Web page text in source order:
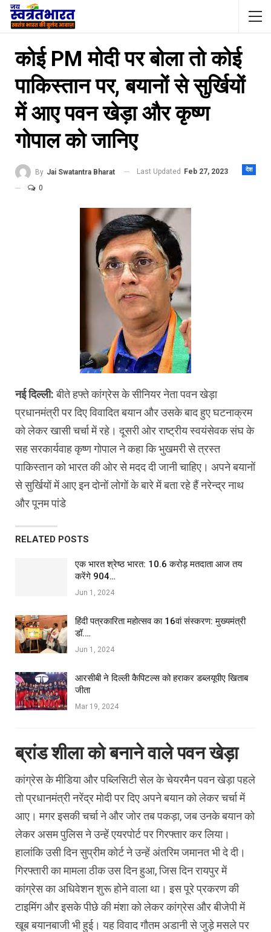
कोई PM मोदी पर बोला तो कोई
पाकिस्तान पर, बयानों से सुर्खियों
में आए पवन खेड़ा और कृष्ण
गोपाल को जानिए
देश
By Jai Swatantra Bharat Last Updated
Feb 27, 2023
0
नई दिल्‍ली:बीते हफ्ते कांग्रेस के सीनियर नेता पवन खेड़ा
प्रधानमंत्री पर दिए विवादित बयान और उसके बाद हुए घटनाक्रम
को लेकर खासी चर्चा में रहे। दूसरी ओर राष्ट्रीय स्वयंसेवक संघ के
सह सरकार्यवाह कृष्ण गोपाल ने कहा कि भुखमरी से त्रस्त
पाकिस्तान को भारत की ओर से मदद दी जानी चाहिए। अपने बयानों
से सुर्खियों में आए इन दोनों लोगों के बारे में बता रहे हैं नरेन्द्र नाथ
और पूनम पांडे
RELATED POSTS
एक भारत श्रेष्ठ भारत: 10.6 करोड़ मतदाता आज तय
करेंगे 904…
Jun 1, 2024
हिंदी पत्रकारिता महोत्सव का 16वां संस्करण: मुख्यमंत्री
डॉ.…
Jun 1, 2024
आरसीबी ने दिल्ली कैपिटल्स को हराकर डब्लयूपीए खिताब
जीता
Mar 19, 2024
ब्रांड शीला को बनाने वाले पवन खेड़ा
कांग्रेस के मीडिया और पब्लिसिटी सेल के चेयरमैन पवन खेड़ा पहले
तो प्रधानमंत्री नरेंद्र मोदी पर दिए अपने बयान को लेकर चर्चा में
आए। मगर इसकी चर्चा ने और जोर तब पकड़ा, जब उनके बयान को
लेकर असम पुलिस ने उन्हें एयरपोर्ट पर गिरफ्तार कर लिया।
हालांकि उसी दिन सुप्रीम कोर्ट ने उन्हें अंतरिम जमानत भी दे दी।
गिरफ्तारी का मामला ठीक उस दिन हुआ, जिस दिन रायपुर में
कांग्रेस का अधिवेशन शुरू होने वाला था। इस पूरे प्रकरण की
टाइमिंग और इसके पीछे की मंशा को लेकर कांग्रेस और बीजेपी में
खूब बयानबाजी भी हुई। यह विवाद गौतम अडानी से जुड़े मसले पर